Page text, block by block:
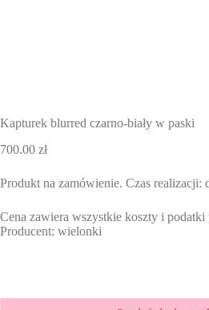
Kapturek blurred czarno-biały w paski
700.00 zł
Produkt na zamówienie. Czas realizacji:
Cena zawiera wszystkie koszty i podatki
Producent: wielonki